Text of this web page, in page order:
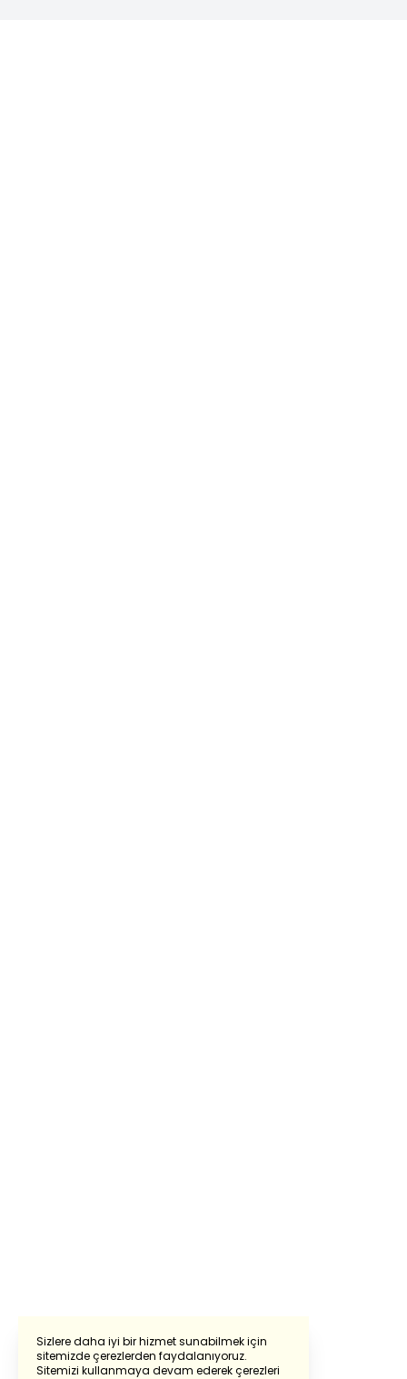
Sizlere daha iyi bir hizmet sunabilmek için
sitemizde çerezlerden faydalanıyoruz.
Sitemizi kullanmaya devam ederek çerezleri